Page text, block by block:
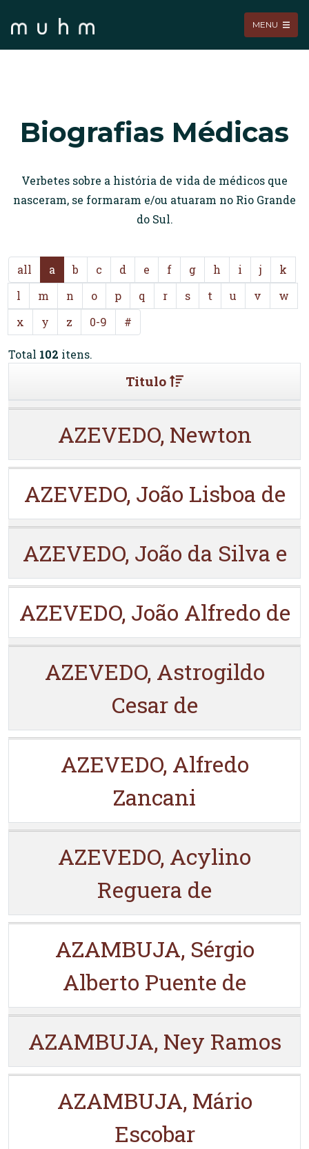
MENU
Biografias Médicas
Verbetes sobre a história de vida de médicos que
nasceram, se formaram e/ou atuaram no Rio Grande
do Sul.
all a b c d e f g h i j
k
l
m n o p q r s t u v
w
x
y z 0-9 #
Total 102 itens.
Titulo
AZEVEDO, Newton
AZEVEDO, João Lisboa de
AZEVEDO, João da Silva e
AZEVEDO, João Alfredo de
AZEVEDO, Astrogildo
Cesar de
AZEVEDO, Alfredo
Zancani
AZEVEDO, Acylino
Reguera de
AZAMBUJA, Sérgio
Alberto Puente de
AZAMBUJA, Ney Ramos
AZAMBUJA, Mário
Escobar